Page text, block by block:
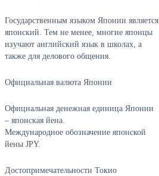
Государственным языком Японии является
японский. Тем не менее, многие японцы
изучают английский язык в школах, а
также для делового общения.
Официальная валюта Японии
Официальная денежная единица Японии
– японская йена.
Международное обозначение японской
йены JPY.
Достопримечательности Токио